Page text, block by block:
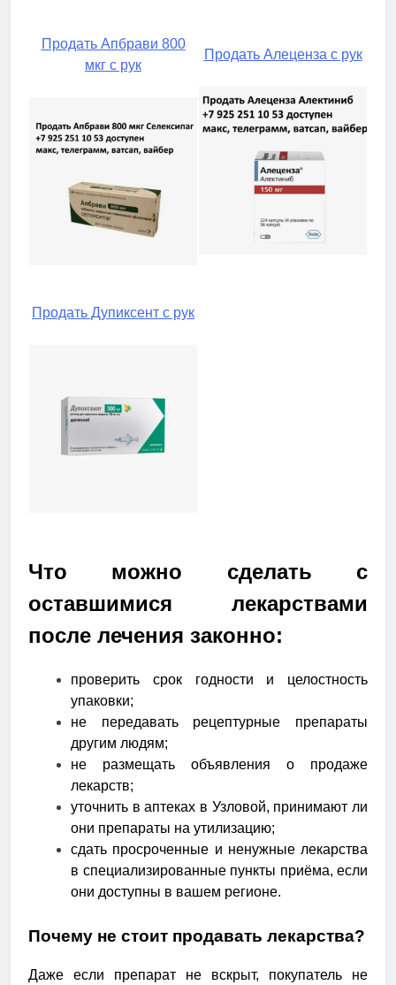
Продать Апбрави 800
мкг с рук
Продать Алеценза с рук
Продать Дупиксент с рук
Что можно сделать с
оставшимися лекарствами
после лечения законно:
проверить срок годности и целостность
упаковки;
не передавать рецептурные препараты
другим людям;
не размещать объявления о продаже
лекарств;
уточнить в аптеках в Узловой, принимают ли
они препараты на утилизацию;
сдать просроченные и ненужные лекарства
в специализированные пункты приёма, если
они доступны в вашем регионе.
Почему не стоит продавать лекарства?
Даже если препарат не вскрыт, покупатель не